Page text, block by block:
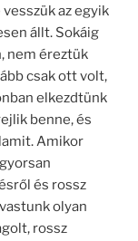
az egyik
állt. Sokáig
nem éreztük
csak ott volt,
elkezdtünk
benne, és
Amikor
és rossz
olyan
rossz